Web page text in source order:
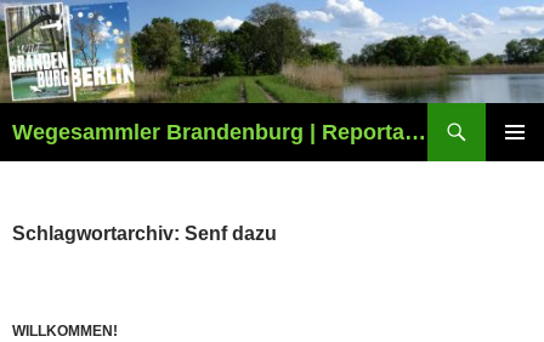
Zum
Inhalt
springen
Wegesammler Brandenburg | Reportagen
Schlagwortarchiv: Senf dazu
WILLKOMMEN!